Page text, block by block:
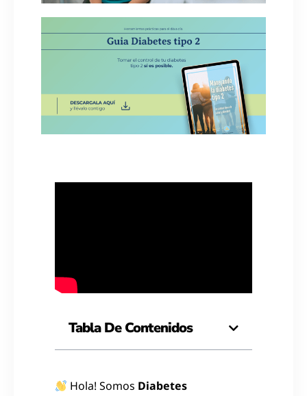
Tabla De Contenidos
Hola! Somos Diabetes